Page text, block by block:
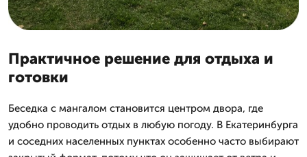
Практичное решение для отдыха и
готовки
Беседка с мангалом становится центром двора, где
удобно проводить отдых в любую погоду. В Екатеринбурга
и соседних населенных пунктах особенно часто выбирают